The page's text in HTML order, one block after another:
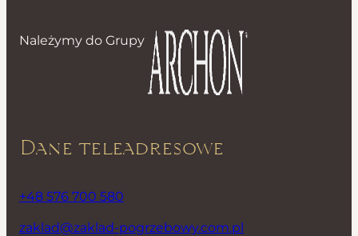
Należymy do Grupy
Dane teleadresowe
+48 576 700 580
zaklad@zaklad-pogrzebowy.com.pl